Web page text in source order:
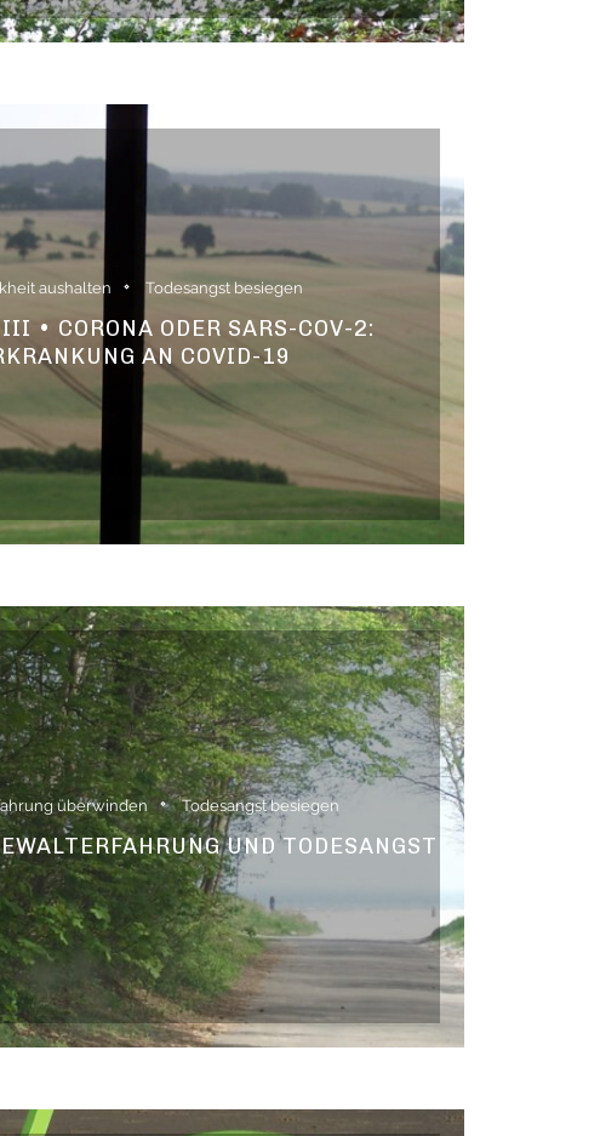
aushalten Todesangst besiegen
• CORONA ODER SARS-COV-2:
AN COVID-19
überwinden Todesangst besiegen
UND TODESANGST